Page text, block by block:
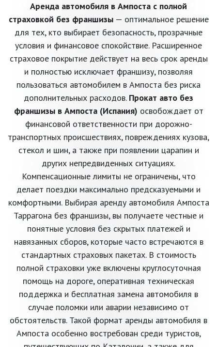
Аренда автомобиля в Ампоста с полной
страховкой без франшизы— оптимальное решение
для тех, кто выбирает безопасность, прозрачные
условия и финансовое спокойствие. Расширенное
страховое покрытие действует на весь срок аренды
и полностью исключает франшизу, позволяя
пользоваться автомобилем в Ампоста без риска
дополнительных расходов. Прокат авто без
франшизы в Ампоста (Испания) освобождает от
финансовой ответственности при дорожно-
транспортных происшествиях, повреждениях кузова,
стекол и шин, а также при появлении царапин и
других непредвиденных ситуациях.
Компенсационные лимиты не ограничены, что
делает поездки максимально предсказуемыми и
комфортными. Выбирая аренду автомобиля Ампоста
Таррагона без франшизы, вы получаете честные и
понятные условия без скрытых платежей и
навязанных сборов, которые часто встречаются в
стандартных страховых пакетах. В стоимость
полной страховки уже включены круглосуточная
помощь на дороге, оперативная техническая
поддержка и бесплатная замена автомобиля в
случае поломки или аварии независимо от
обстоятельств. Такой формат аренды автомобиля в
Ампоста особенно востребован среди туристов,